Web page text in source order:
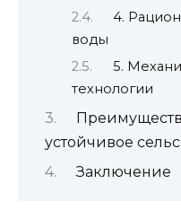
4.
воды
5.
технологии
устойчивое
Заключение